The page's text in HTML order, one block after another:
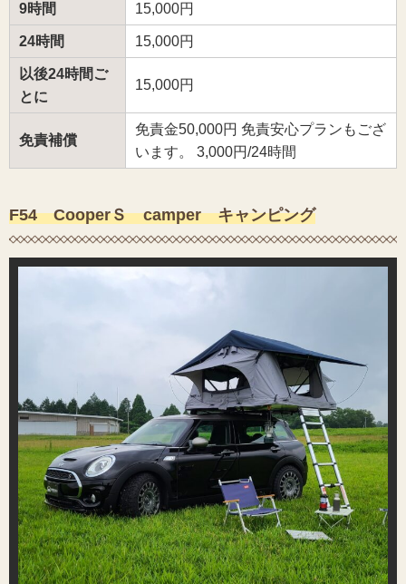
9時間 15,000円
24時間 15,000円
以後24時間ご
とに
15,000円
免責補償
免責金50,000円 免責安心プランもござ
います。 3,000円/24時間
F54 CooperＳ camper キャンピング